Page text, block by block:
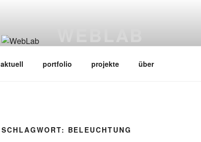
aktuell portfolio projekte über
SCHLAGWORT: BELEUCHTUNG